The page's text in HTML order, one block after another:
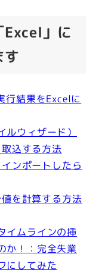
」に
す
行結果をExcelに
ウィザード）
込する方法
ンポートしたら
を計算する方法
イムラインの挿
か！：完全失業
にしてみた